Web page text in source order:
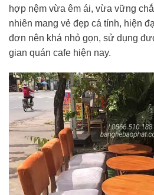
hợp nệm vừa êm ái, vừa vững
nhiên mang vẻ đẹp cá tính, hiện
đơn nên khá nhỏ gọn, sử dụng
gian quán cafe hiện nay.